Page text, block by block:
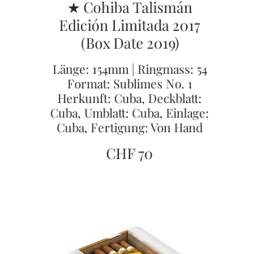
★ Cohiba Talismán
Edición Limitada 2017
(Box Date 2019)
Länge: 154mm | Ringmass: 54
Format: Sublimes No. 1
Herkunft: Cuba, Deckblatt:
Cuba, Umblatt: Cuba, Einlage:
Cuba, Fertigung: Von Hand
CHF 70